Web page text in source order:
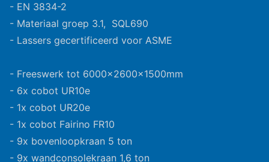
- EN 3834-2
- Materiaal groep 3.1, SQL690
- Lassers gecertificeerd voor ASME
- Freeswerk tot 6000x2600x1500mm
- 6x cobot UR10e
- 1x cobot UR20e
- 1x cobot Fairino FR10
- 9x bovenloopkraan 5 ton
- 9x wandconsolekraan 1,6 ton